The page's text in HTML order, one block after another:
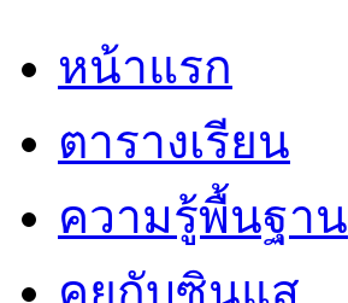
หน้าแรก
ตารางเรียน
ความรู้พื้นฐาน
คุยกับซินแส